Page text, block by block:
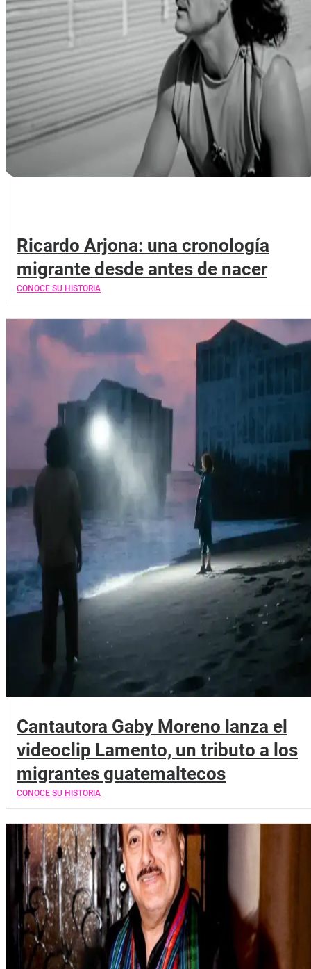
Ricardo Arjona: una cronología
migrante desde antes de nacer
CONOCE SU HISTORIA
Cantautora Gaby Moreno lanza el
videoclip Lamento, un tributo a los
migrantes guatemaltecos
CONOCE SU HISTORIA